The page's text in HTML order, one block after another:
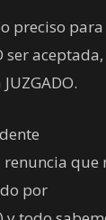
preciso para
ser aceptada,
que
por